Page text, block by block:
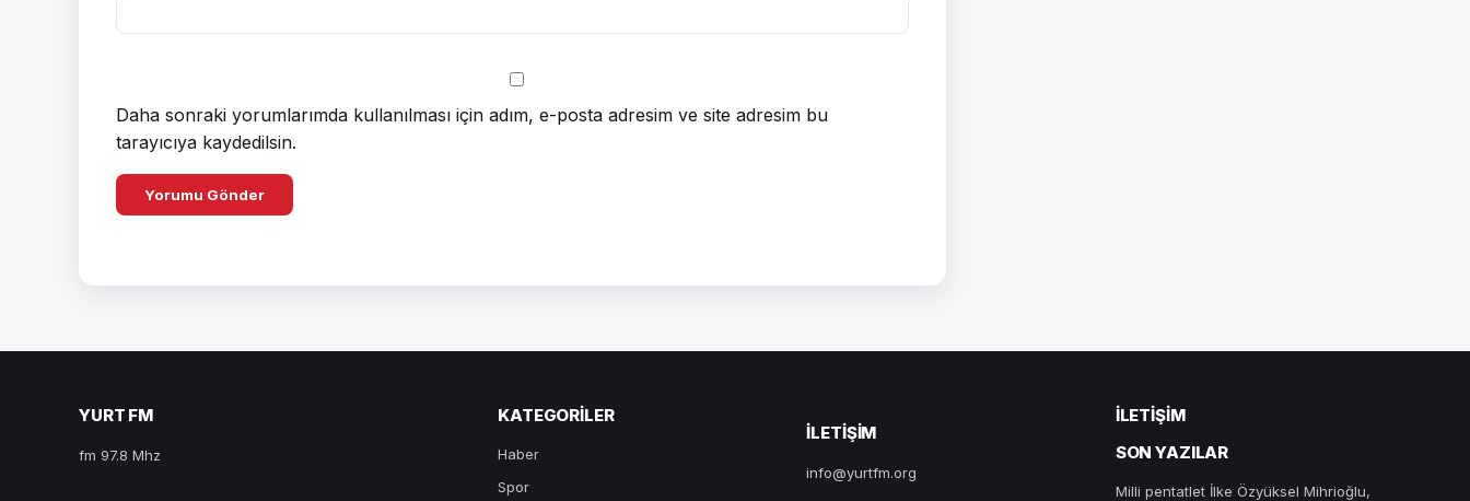
Daha sonraki yorumlarımda kullanılması için adım, e-posta adresim ve site adresim bu
tarayıcıya kaydedilsin.
YURT FM
fm 97.8 Mhz
KATEGORILER
Haber
Spor
ILETIŞIM
info@yurtfm.org
İLETIŞIM
SON YAZILAR
Milli pentatlet İlke Özyüksel Mihrioğlu,